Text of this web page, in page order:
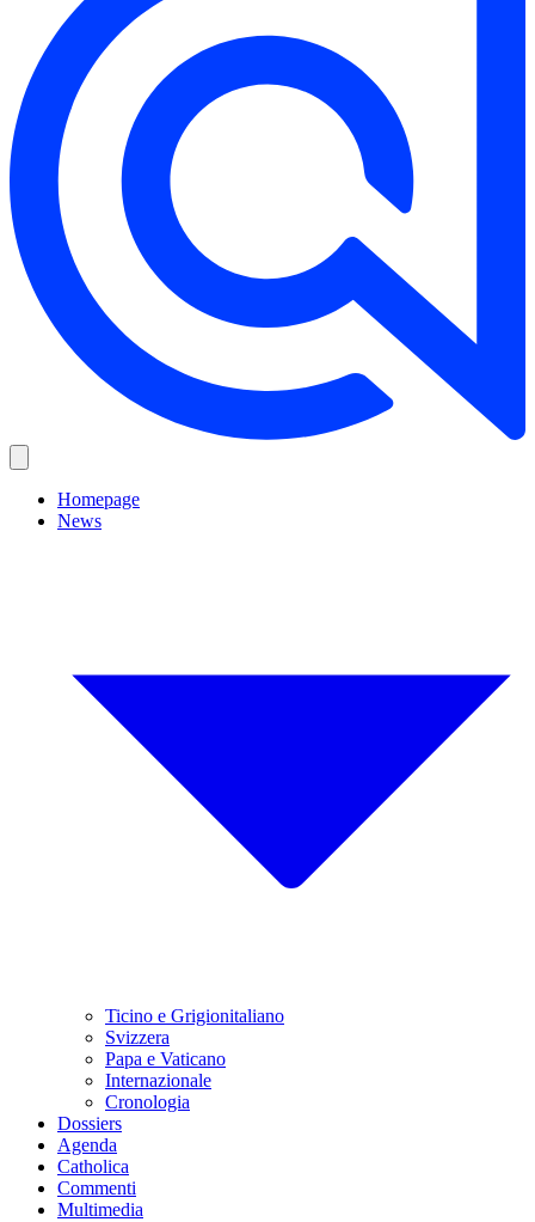
Homepage
News
Ticino e Grigionitaliano
Svizzera
Papa e Vaticano
Internazionale
Cronologia
Dossiers
Agenda
Catholica
Commenti
Multimedia